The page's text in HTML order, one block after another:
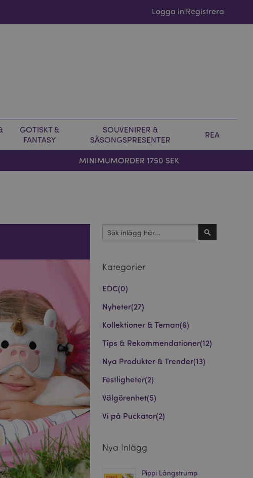
Logga in|Registrera
GOTISKT &
FANTASY
SOUVENIRER &
SÄSONGSPRESENTER
REA
MINIMUMORDER 1750 SEK
Sök
Kategorier
EDC(0)
Nyheter(27)
Kollektioner & Teman(6)
Tips & Rekommendationer(12)
Nya Produkter & Trender(13)
Festligheter(2)
Välgörenhet(5)
Vi på Puckator(2)
Nya Inlägg
Pippi Långstrump